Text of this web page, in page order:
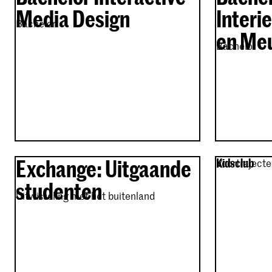
Media Design
Bachelor
en
Bachelor
Exchange: Uitgaande
studenten
Uitwisseling met het buitenland
Kidsclub